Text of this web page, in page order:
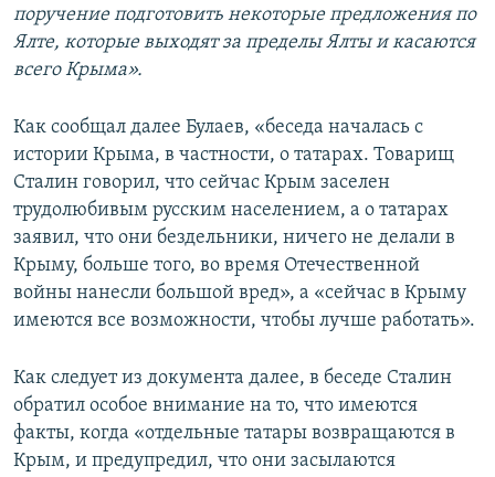
поручение подготовить некоторые предложения по
Ялте, которые выходят за пределы Ялты и касаются
всего Крыма».
Как сообщал далее Булаев, «беседа началась с
истории Крыма, в частности, о татарах. Товарищ
Сталин говорил, что сейчас Крым заселен
трудолюбивым русским населением, а о татарах
заявил, что они бездельники, ничего не делали в
Крыму, больше того, во время Отечественной
войны нанесли большой вред», а «сейчас в Крыму
имеются все возможности, чтобы лучше работать».
Как следует из документа далее, в беседе Сталин
обратил особое внимание на то, что имеются
факты, когда «отдельные татары возвращаются в
Крым, и предупредил, что они засылаются